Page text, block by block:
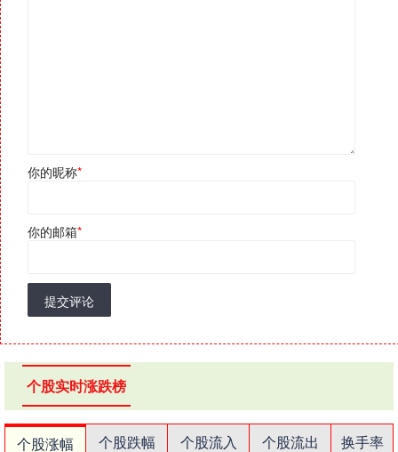
你的昵称*
你的邮箱*
提交评论
个股实时涨跌榜
个股涨幅 个股跌幅 个股流入 个股流出
换手率